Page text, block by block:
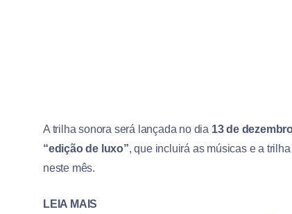
A trilha sonora será lançada no dia 13 de
“edição de luxo”, que incluirá as músicas e a
neste mês.
LEIA MAIS